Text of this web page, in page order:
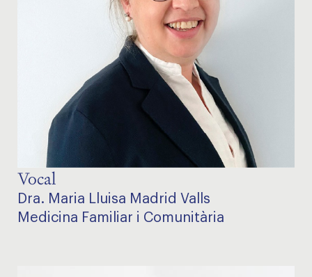
Vocal
Dra. Maria Lluisa Madrid Valls
Medicina Familiar i Comunitària